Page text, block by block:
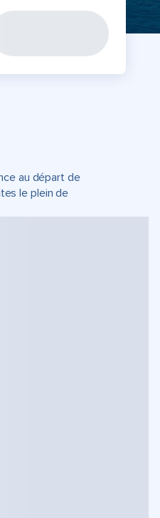
au départ de
le plein de